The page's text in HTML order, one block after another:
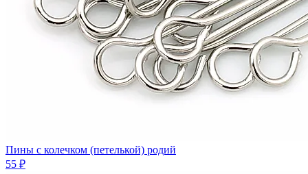
Пины с колечком (петелькой) родий
55 ₽